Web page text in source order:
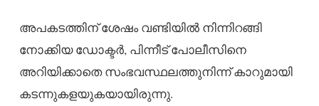
അപകടത്തിന് ശേഷം വണ്ടിയിൽ നിന്നിറങ്ങി
നോക്കിയ ഡോക്ടർ, പിന്നീട് പോലീസിനെ
അറിയിക്കാതെ സംഭവസ്ഥലത്തുനിന്ന് കാറുമായി
കടന്നുകളയുകയായിരുന്നു.